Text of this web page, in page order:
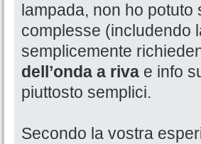
lampada, non ho
complesse (includendo
semplicemente
dell’onda a riva e info
piuttosto semplici.
Secondo la vostra